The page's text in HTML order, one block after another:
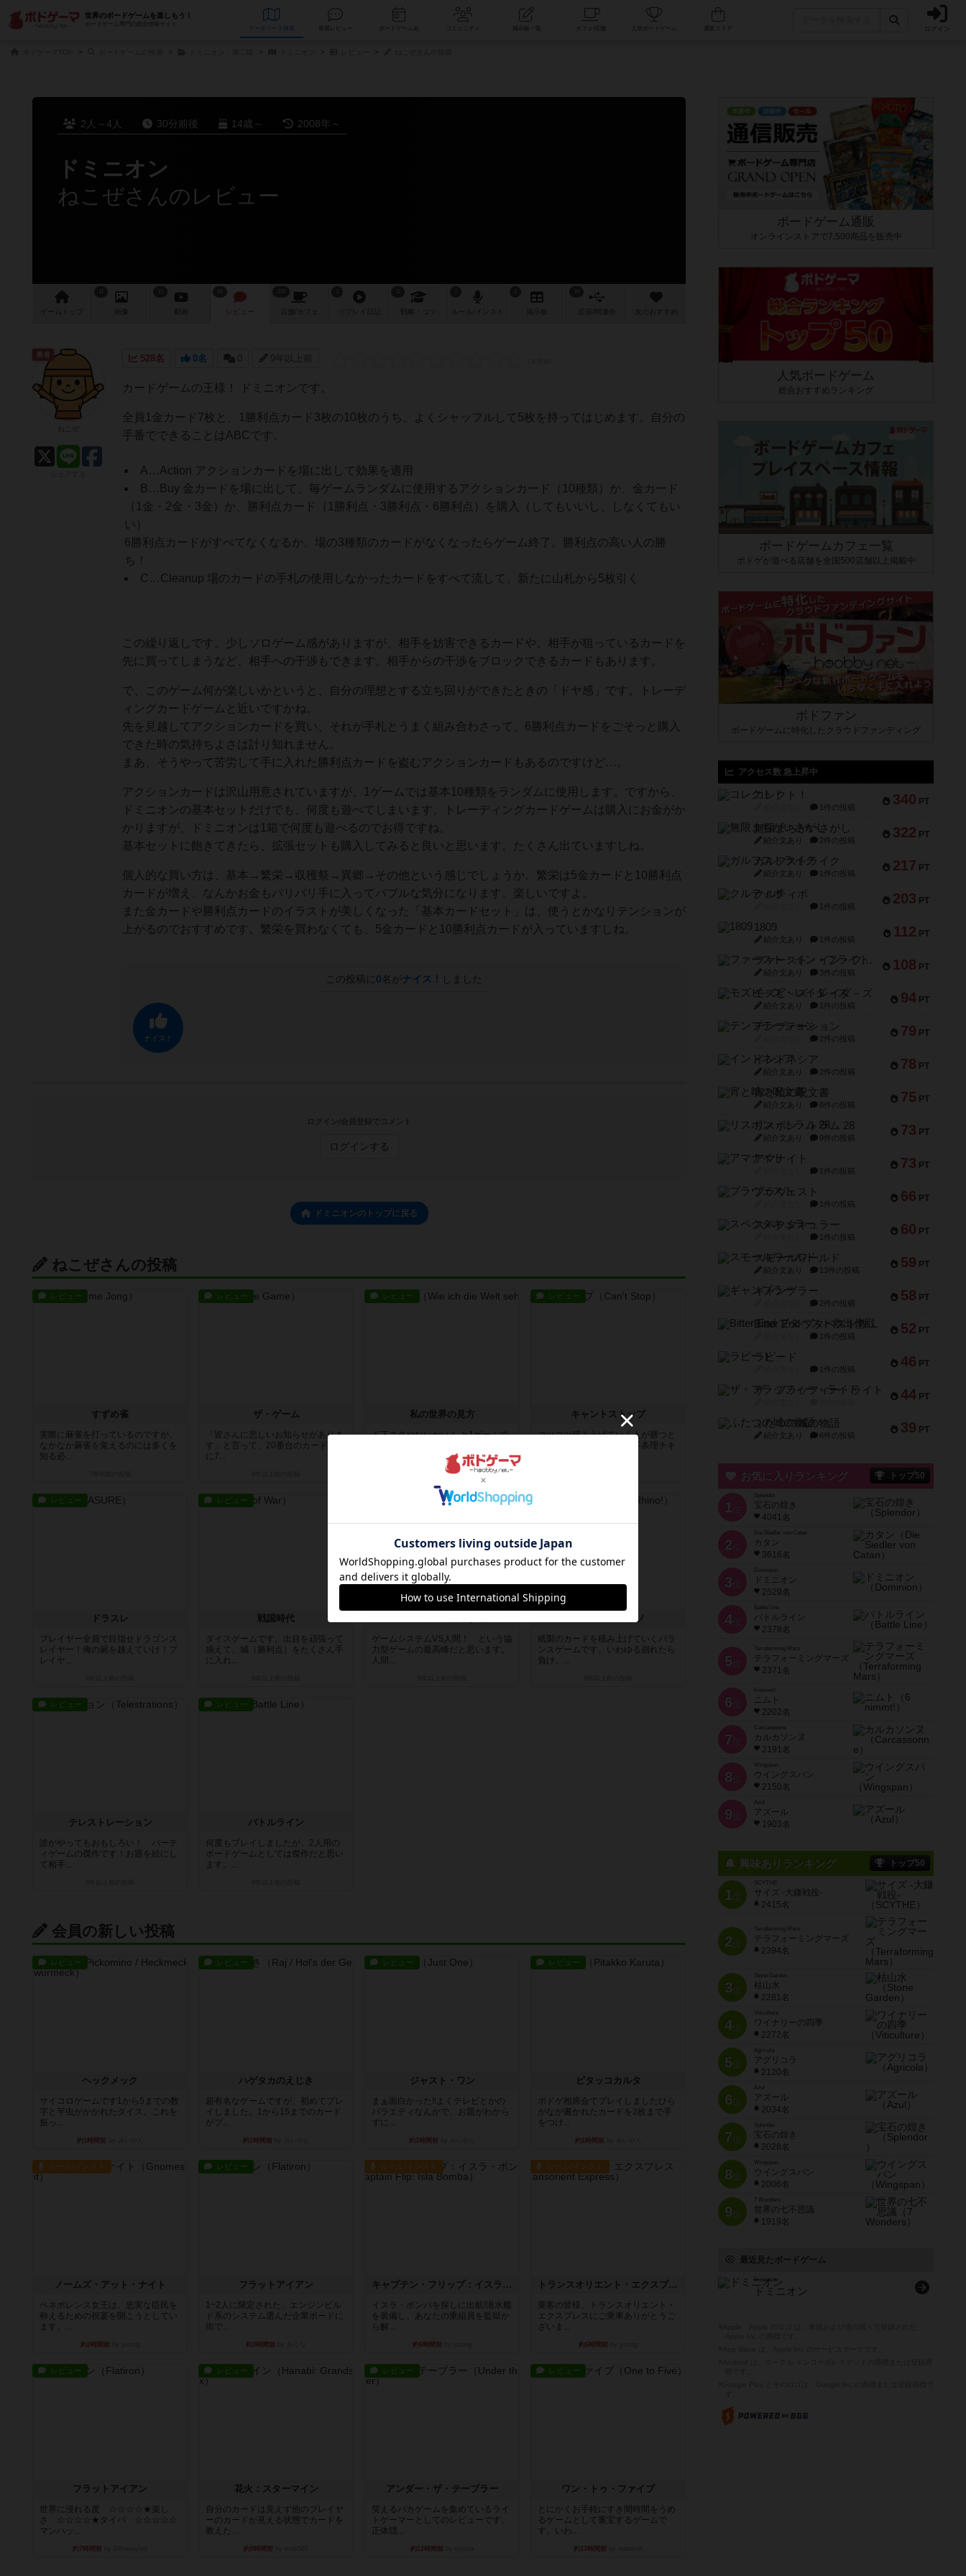
世界のボードゲームを楽しもう！
ボードゲーム専門の総合情報サイト
データベース コミュニティ 人気ボードゲーム ログイン
2人～4人 30分前後 14歳～ 2008年～
ドミニオン
ねこぜさんのレビュー
ゲーム 画像 レビュー 店舗/ カフェ 戦略 作 次のおすすめ
528名 0名 0 9年以上前
カードゲームの王様！ ドミニオンです。
全員1金カード7枚と、1勝利点カード3枚の10枚のうち、よくシャッフルして5枚を持ってはじめます。自分の
手番でできることはABCです。
A…Action アクションカードを場に出して効果を適用
B…Buy 金カードを場に出して、毎ゲームランダムに使用するアクションカード（10種類）か、金カード
（1金・2金・3金）か、勝利点カード（1勝利点・3勝利点・6勝利点）を購入（してもいいし、しなくてもい
い）
6勝利点カードがすべてなくなるか、場の3種類のカードがなくなったらゲーム終了。勝利点の高い人の勝
ち！
C…Cleanup 場のカードの手札の使用しなかったカードをすべて流して、新たに山札から5枚引く
この繰り返しです。少しソロゲーム感がありますが、相手を妨害できるカードや、相手が狙っているカードを
先に買ってしまうなど、相手への干渉もできます。相手からの干渉をブロックできるカードもあります。
で、このゲーム何が楽しいかというと、自分の理想とする立ち回りができたときの「ドヤ感」です。トレーデ
ィングカードゲームと近いですかね。
先を見越してアクションカードを買い、それが手札とうまく組み合わさって、6勝利点カードをごそっと購入
できた時の気持ちよさは計り知れません。
まあ、そうやって苦労して手に入れた勝利点カードを盗むアクションカードもあるのですけど…。
アクションカードは沢山用意されていますが、1ゲームでは基本10種類をランダムに使用します。ですから、
ドミニオンの基本セットだけでも、何度も遊べてしまいます。トレーディングカードゲームは購入にお金がか
かりますが、ドミニオンは1箱で何度も遊べるのでお得ですね。
基本セットに飽きてきたら、拡張セットも購入してみると良いと思います。たくさん出ていますしね。
個人的な買い方は、基本→繁栄→収穫祭→異郷→その他という感じでしょうか。繁栄は5金カードと10勝利点
カードが増え、なんかお金もバリバリ手に入ってバブルな気分になります。楽しいですよ。
また金カードや勝利点カードのイラストが美しくなった「基本カードセット」は、使うとかなりテンションが
上がるのでおすすめです。繁栄を買わなくても、5金カードと10勝利点カードが入っていますしね。
この投稿に 0名がナイス！ しました
ナイス！
勇者
ログイン/会員登録でコメント
ログインする
ドミニオンのトップに戻る
ねこぜさんの投稿
レビュー
すずめ雀
実際に麻雀を打っているのですが、
なかなか麻雀を覚えるのには多くを
知る必...
レビュー
ザ・ゲーム
「皆さんに悲しいお知らせがありま
す」と言って、20番台のカードの上
に7...
レビュー
私の世界の見方
ド下ネタやないかい！ と1ゲームで
9年以上前の投稿
レビュー
キャントストップ
コツコツ積み上げていく人が勝つと
は限らないぜウェーイな不条理チキ
レビュー
ドラスレ
プレイヤー全員で目指せドラゴンス
レイヤー！俺の屍を越えていけ！プ
レイヤ...
レビュー
戦国時代
ダイスゲームです。出目を頑張って
揃えて、城（勝利点）をたくさん手
に入れ...
ゲームシステムVS人間！ という協
力型ゲームの最高峰だと思います。
人間...
キャプテン・リノ
紙製のカードを積み上げていくバラ
ンスゲームです。いわゆる崩れたら
負け、...
レビュー
テレストレーション
誰がやってもおもしろい！ パーテ
ィゲームの傑作です！お題を絵にし
て相手...
レビュー
バトルライン
何度もプレイしましたが、2人用の
ボードゲームとしては傑作だと思い
ます。...
会員の新しい投稿
レビュー
ヘックメック
サイコロゲームです1から5までの数
字と芋虫がかかれたダイス。これを
振っ...
約1時間前
レビュー
ハゲタカのえじき
超有名なゲームですが、初めてプレ
イしました。1から15までのカード
がプ...
約1時間前
レビュー
ジャスト・ワン
まぁ面白かった‼️よくテレビとかの
バラエティなんかで、お題がわから
ずに...
約1時間前
レビュー
ピタッコカルタ
ボドゲ相席会でプレイしましたひら
がなが書かれたカードを2枚まで手
をつけ...
約1時間前
ルール/インスト
ノームズ・アット・ナイト
ベネボレンス女王は、忠実な臣民を
称えるための祝宴を開こうとしてい
ます。...
約2時間前
レビュー
フラットアイアン
1~2人に限定された、エンジンビル
ド系のシステム選んだ企業ボードに
街で...
約3時間前
ルール/インスト
キャプテン・フリップ：イスラ・ボンバ
イスラ・ボンバを探しに出航!潜水艦
を装備し、あなたの乗組員を監獄か
ら解...
約6時間前
ルール/インスト
トランスオリエント・エクスプレス
乗客の皆様、トランスオリエント・
エクスプレスにご乗車ありがとうご
ざいま...
約6時間前
レビュー
フラットアイアン
世界に浸れる度 ☆☆☆☆★楽し
さ ☆☆☆☆★タイパ ☆☆☆☆☆
マンハッ...
約7時間前
レビュー
花火：スターマイン
自分のカードは見えず他のプレイヤ
ーのカードが見える状態でカードを
教えた...
約9時間前
レビュー
アンダー・ザ・テーブラー
笑えるバカゲームを集めているライ
トゲーマーとしてのレビューです。
正体隠...
約12時間前
レビュー
ワン・トゥ・ファイブ
とにかくお手軽にすき間時間をうめ
るゲームとして重宝するゲームで
す。いわ...
約13時間前
ボードゲーム通販
オンラインストアで7,500商品を販売中
人気ボードゲーム
総合おすすめランキング
ボードゲームカフェ一覧
ボドゲが遊べる店舗を全国500店舗以上掲載中
ボドファン
ボードゲームに特化したクラウドファンディング
アクセス数 急上昇中
340 PT
コレクト！
1件の投稿
322 PT
無限まちがいさがし
紹介文あり 2件の投稿
217 PT
ガルフストライク
紹介文あり 1件の投稿
203 PT
クルティボ
1件の投稿
112 PT
1809
紹介文あり 1件の投稿
108 PT
ファースト・イン・フライト
紹介文あり 3件の投稿
94 PT
モズビ－ズ・レイダ－ズ
紹介文あり 1件の投稿
79 PT
テンプテーション
2件の投稿
78 PT
インドネシア
紹介文あり 2件の投稿
75 PT
宵と暁の呪文書
紹介文あり 8件の投稿
73 PT
リスボン・トラム 28
紹介文あり 9件の投稿
73 PT
アマナイト
1件の投稿
66 PT
ブラヴェスト
1件の投稿
60 PT
スペクタキュラー
1件の投稿
59 PT
スモールワールド
紹介文あり 13件の投稿
58 PT
ギャンブラー
2件の投稿
52 PT
Bitter End ブタペスト救出作戦
1件の投稿
46 PT
ラピード
1件の投稿
44 PT
ザ・フラッフィー・ライト
39 PT
ふたつの城の物語
紹介文あり 6件の投稿
お気に入りランキング トップ50
1 位
宝石の煌き
4041名
2 位
Die Siedler von Catan
カタン
3616名
3 位
ドミニオン
2529名
4位
Battle Line
バトルライン
2378名
5 位
Terraforming Mars
テラフォーミングマーズ
2371名
6 位
ニムト
2202名
7 位
Carcassonne
カルカソンヌ
2191名
8 位
Wingspan
ウイングスパン
2150名
9 位
Azul
アズール
1903名
興味ありランキング トップ50
1位
SCYTHE
サイズ -大鎌戦役-
2415名
2位
Terraforming Mars
テラフォーミングマーズ
2394名
3位
Stone Garden
枯山水
2281名
4位
Viticulture
ワイナリーの四季
2272名
5位
Agricola
アグリコラ
2120名
6位
Azul
アズール
2034名
7位
宝石の煌き
2028名
8位
Wingspan
ウイングスパン
2006名
9位
7 Wonders
世界の七不思議
1919名
最近見たボードゲーム
Dominion
ドミニオン